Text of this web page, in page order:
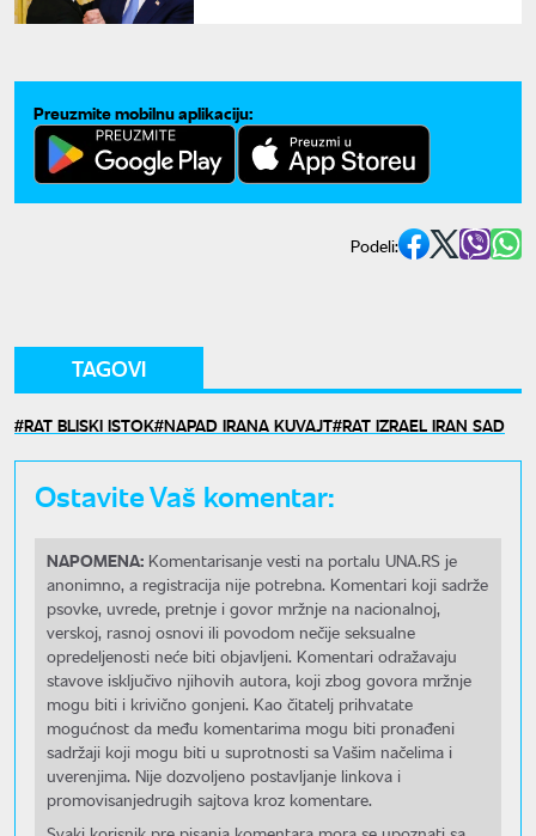
Preuzmite mobilnu aplikaciju:
Podeli:
TAGOVI
RAT BLISKI ISTOK NAPAD IRANA KUVAJT RAT IZRAEL IRAN SAD
Ostavite Vaš komentar:
NAPOMENA: Komentarisanje vesti na portalu UNA.RS je
anonimno, a registracija nije potrebna. Komentari koji sadrže
psovke, uvrede, pretnje i govor mržnje na nacionalnoj,
verskoj, rasnoj osnovi ili povodom nečije seksualne
opredeljenosti neće biti objavljeni. Komentari odražavaju
stavove isključivo njihovih autora, koji zbog govora mržnje
mogu biti i krivično gonjeni. Kao čitatelj prihvatate
mogućnost da među komentarima mogu biti pronađeni
sadržaji koji mogu biti u suprotnosti sa Vašim načelima i
uverenjima. Nije dozvoljeno postavljanje linkova i
promovisanjedrugih sajtova kroz komentare.